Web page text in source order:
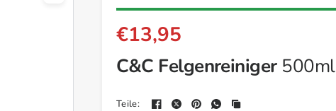
€13,95
C&C Felgenreiniger500ml
Teile: